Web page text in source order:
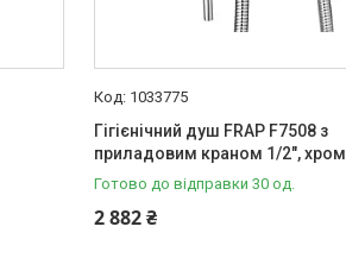
1033775
Гігієнічний душ FRAP F7508 з
приладовим краном 1/2", хром
Готово до відправки 30 од.
2 882 ₴